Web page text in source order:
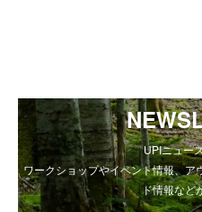
UPIニュー
ワークショップやイベント情報、
ド情報など